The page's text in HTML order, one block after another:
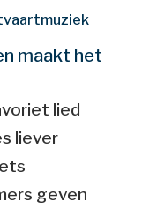
maakt het
lied
liever
geven